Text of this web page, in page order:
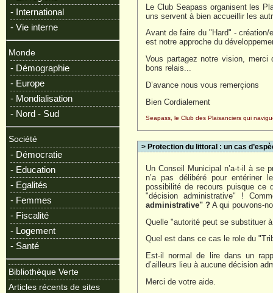
- International
- Vie interne
Monde
- Démographie
- Europe
- Mondialisation
- Nord - Sud
Société
- Démocratie
- Education
- Egalités
- Femmes
- Fiscalité
- Logement
- Santé
Bibliothèque Verte
Articles récents de sites
Le Club Seapass organisent les
uns servent à bien accueillir les
Avant de faire du "Hard" -
est notre approche du
Vous partagez notre vision,
bons relais...
D’avance nous vous remerçions
Bien Cordialement
Seapass, le Club des Plaisanciers qui
> Protection du littoral : un cas
Un Conseil Municipal n’a-t-il à se
n’a pas délibéré pour entériner
possibilité de recours puisque ce
"décision administrative" !
administrative" ? A qui pouvons-
Quelle "autorité peut se substituer
Quel est dans ce cas le role du
Est-il normal de lire dans un
d’ailleurs lieu à aucune décision
Merci de votre aide.